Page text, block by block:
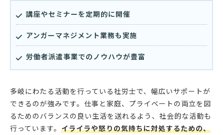
講座やセミナーを定期的に開催
アンガーマネジメント業務も実施
労働者派遣事業でのノウハウが豊富
多岐にわたる活動を行っている社労士で、幅広いサポートが
できるのが強みです。仕事と家庭、プライベートの両立を図
るためのバランスの良い生活を送れるよう、社会的な活動も
行っています。 イライラや怒りの気持ちに対処するための、